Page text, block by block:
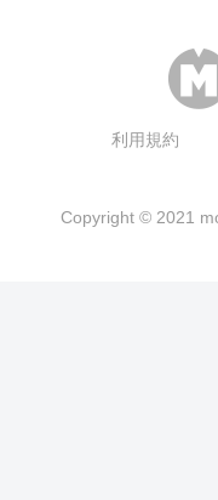
利用規約
Copyright © 2021